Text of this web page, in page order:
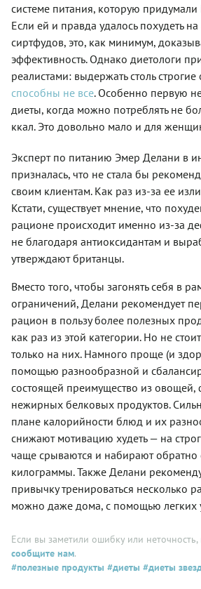
системе питания, которую придумали
Если ей и правда удалось похудеть на
сиртфудов, это, как минимум,
эффективность. Однако диетологи
реалистами: выдержать столь
способны не все. Особенно первую
диеты, когда можно потреблять не
ккал. Это довольно мало и для
Эксперт по питанию Эмер Делани в
призналась, что не стала бы
своим клиентам. Как раз из-за ее
Кстати, существует мнение, что
рационе происходит именно из-за
не благодаря антиоксидантам и
утверждают британцы.
Вместо того, чтобы загонять себя в
ограничений, Делани рекомендует
рацион в пользу более полезных
как раз из этой категории. Но не
только на них. Намного проще (и
помощью разнообразной и
состоящей преимущество из овощей,
нежирных белковых продуктов.
плане калорийности блюд и их
снижают мотивацию худеть — на
чаще срываются и набирают
килограммы. Также Делани
привычку тренироваться несколько
можно даже дома, с помощью легких
Если вы заметили ошибку или неточность,
сообщите нам.
#полезные продукты #диеты #диеты